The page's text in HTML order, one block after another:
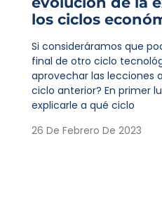
los ciclos
Si consideráramos que
final de otro ciclo
aprovechar las lecciones
ciclo anterior? En primer
explicarle a qué ciclo
26 De Febrero De 2023